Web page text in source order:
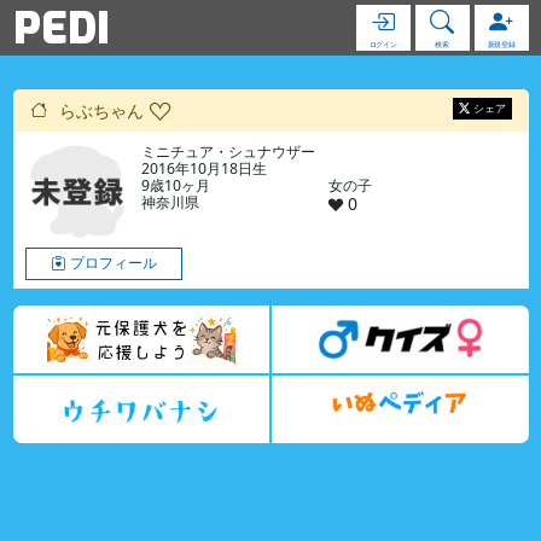
PEDI ログイン 検索 新規登録
らぶちゃん シェア
ミニチュア・シュナウザー
2016年10月18日生
9歳10ヶ月
女の子
神奈川県
0
プロフィール